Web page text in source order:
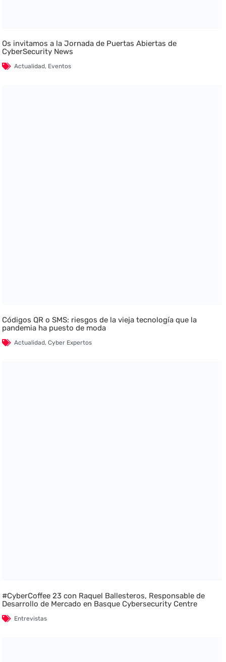
Os invitamos a la Jornada de Puertas Abiertas de
CyberSecurity News
Actualidad, Eventos
Códigos QR o SMS: riesgos de la vieja tecnología que la
pandemia ha puesto de moda
Actualidad,Cyber Expertos
#CyberCoffee 23 con Raquel Ballesteros, Responsable de
Desarrollo de Mercado en Basque Cybersecurity Centre
Entrevistas